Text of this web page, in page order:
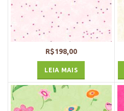
R$198,00
LEIA MAIS